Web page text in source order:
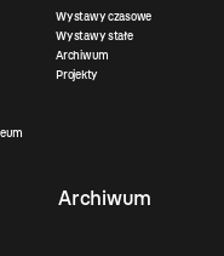
Wystawy czasowe
Wystawy stałe
Archiwum
Projekty
Archiwum